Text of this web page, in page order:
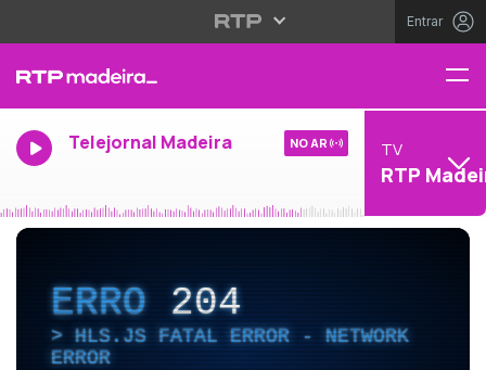
Entrar
Telejornal Madeira NO AR TV
RTP
ERRO204
HLS.JS FATAL ERROR - NETWORK
ERROR